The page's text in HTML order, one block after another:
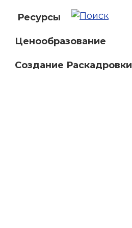
Ресурсы
Ценообразование
Создание Раскадровки